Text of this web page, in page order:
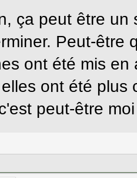
ça peut être un
Peut-être
ont été mis
ont été plus
peut-être